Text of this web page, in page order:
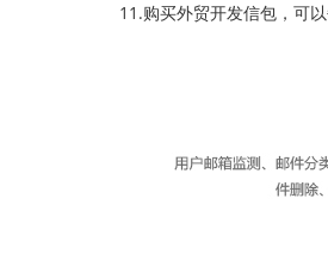
11.购买外贸开发信包，可